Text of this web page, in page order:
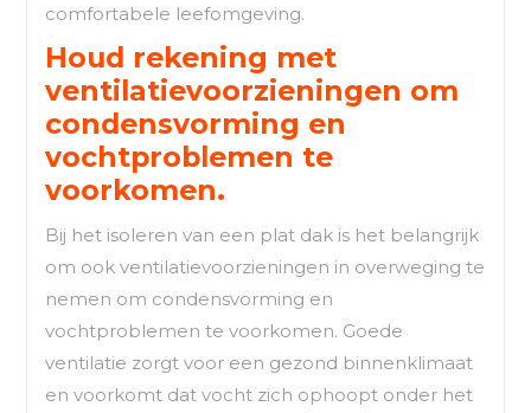
comfortabele leefomgeving.
Houd rekening met
ventilatievoorzieningen om
condensvorming en
vochtproblemen te
voorkomen.
Bij het isoleren van een plat dak is het belangrijk
om ook ventilatievoorzieningen in overweging te
nemen om condensvorming en
vochtproblemen te voorkomen. Goede
ventilatie zorgt voor een gezond binnenklimaat
en voorkomt dat vocht zich ophoopt onder het